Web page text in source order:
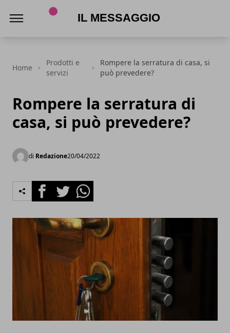
Home
Prodotti e
servizi
Rompere la serratura di casa, si
può prevedere?
Rompere la serratura di
casa, si può prevedere?
di Redazione20/04/2022
FacebookTwitterWhatsapp